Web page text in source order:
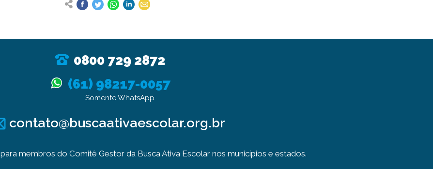
0800 729 2872
(61) 98217-0057
Somente WhatsApp
contato@buscaativaescolar.org.br
para membros do Comitê Gestor da Busca Ativa Escolar nos municípios e estados.